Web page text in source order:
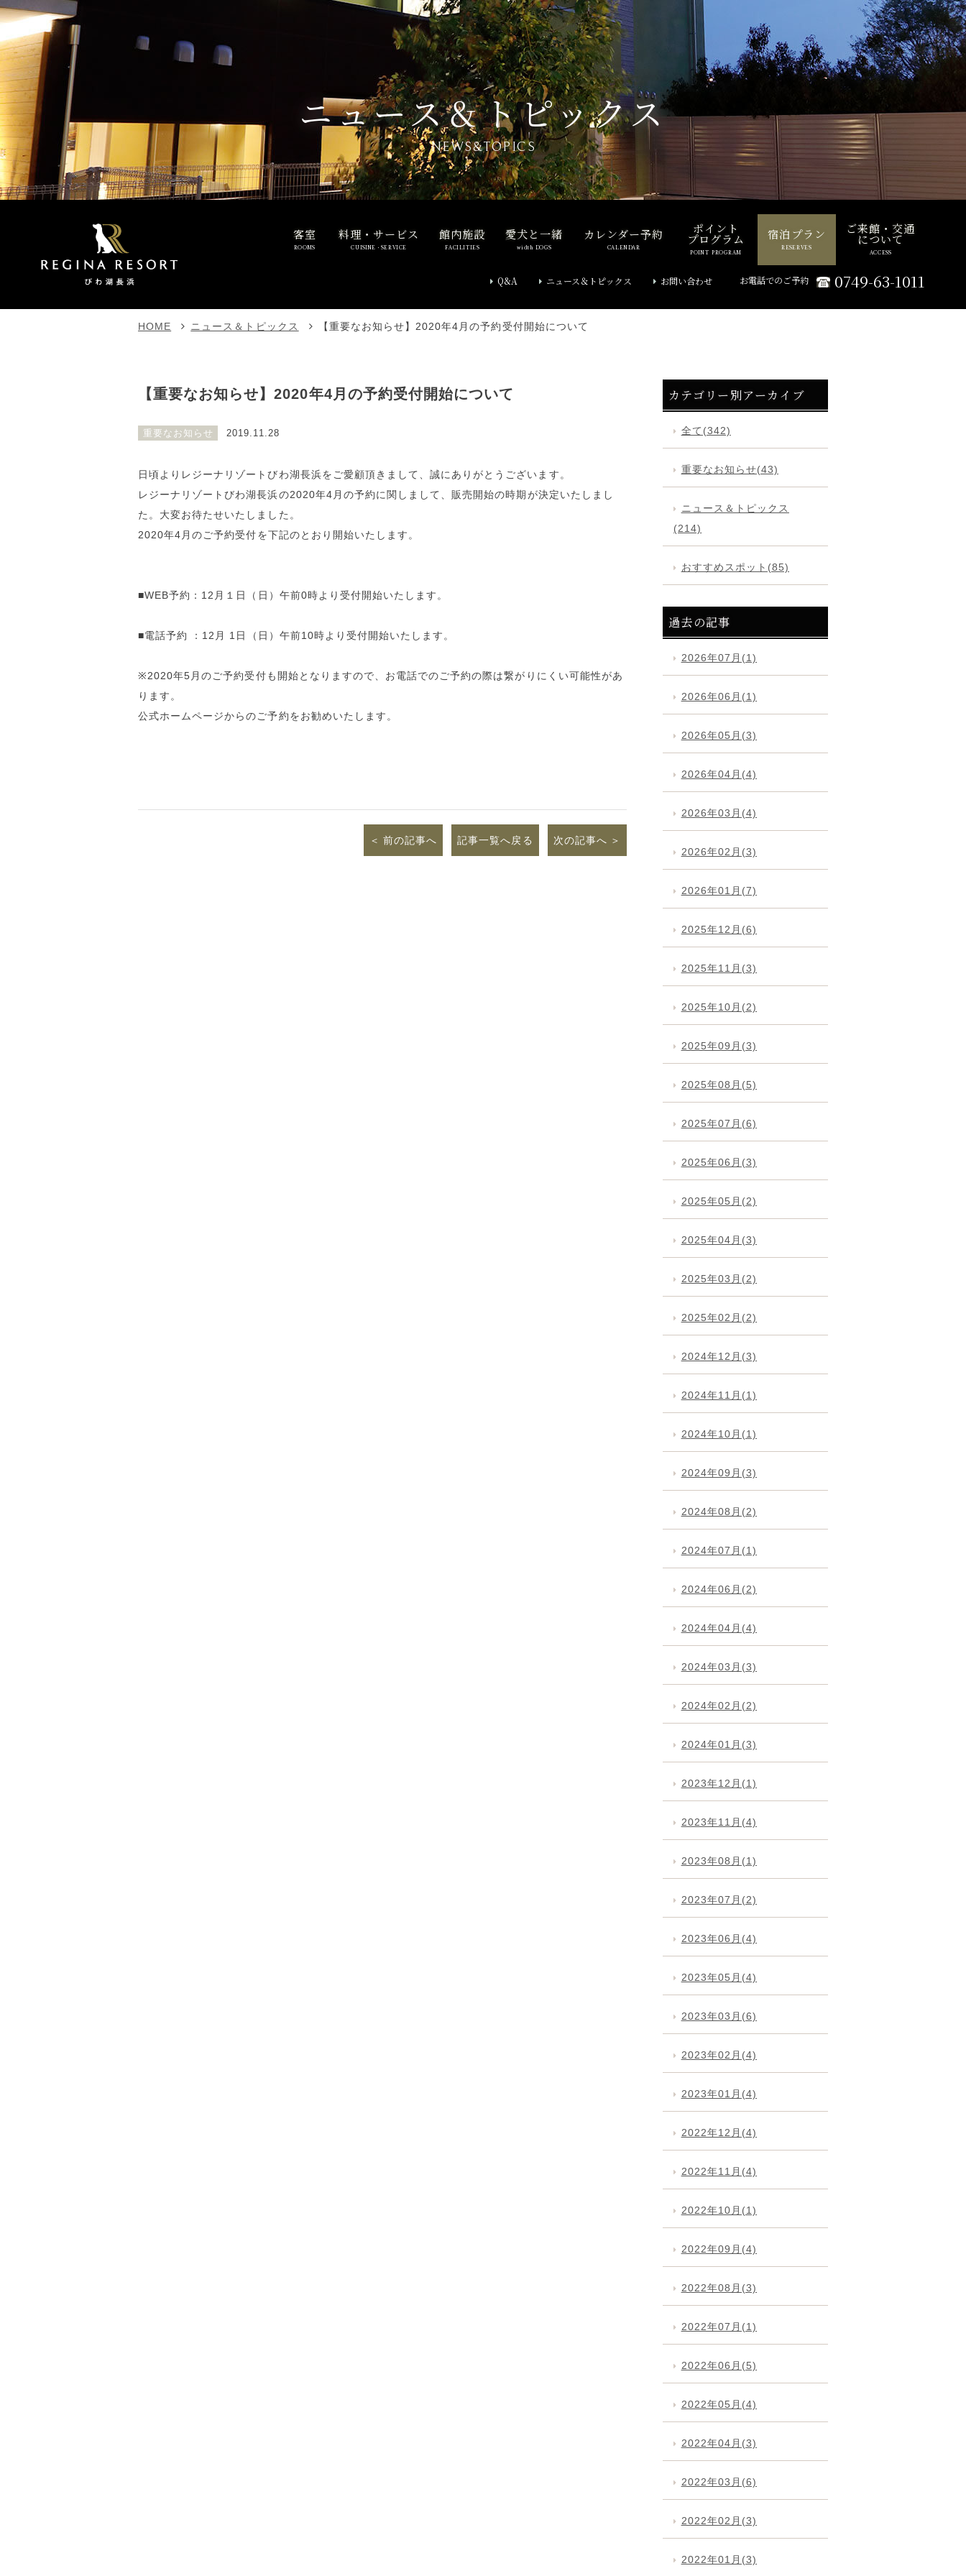
ニュース＆トピックス
NEWS&TOPICS
客室
ROOMS
料理・サービス
CUISINE・SERVICE
館内施設
FACILITIES
愛犬と一緒
width DOGS
カレンダー予約
CALENDAR
ポイント
プログラム
POINT PROGRAM
宿泊プラン
RESERVES
ご来館・交通
について
ACCESS
Q&A ニュース＆トピックス お問い合わせ お電話でのご予約 0749-63-1011
HOME ニュース＆トピックス 【重要なお知らせ】2020年4月の予約受付開始について
【重要なお知らせ】2020年4月の予約受付開始について
重要なお知らせ 2019.11.28
日頃よりレジーナリゾートびわ湖長浜をご愛顧頂きまして、誠にありがとうございます。
レジーナリゾートびわ湖長浜の2020年4月の予約に関しまして、販売開始の時期が決定いたしまし
た。大変お待たせいたしました。
2020年4月のご予約受付を下記のとおり開始いたします。
■WEB予約：12月１日（日）午前0時より受付開始いたします。
■電話予約 ：12月 1日（日）午前10時より受付開始いたします。
※2020年5月のご予約受付も開始となりますので、お電話でのご予約の際は繋がりにくい可能性があ
ります。
公式ホームページからのご予約をお勧めいたします。
前の記事へ 記事一覧へ戻る 次の記事へ
カテゴリー別アーカイブ
全て(342)
重要なお知らせ(43)
ニュース＆トピックス
(214)
おすすめスポット(85)
過去の記事
2026年07月(1)
2026年06月(1)
2026年05月(3)
2026年04月(4)
2026年03月(4)
2026年02月(3)
2026年01月(7)
2025年12月(6)
2025年11月(3)
2025年10月(2)
2025年09月(3)
2025年08月(5)
2025年07月(6)
2025年06月(3)
2025年05月(2)
2025年04月(3)
2025年03月(2)
2025年02月(2)
2024年12月(3)
2024年11月(1)
2024年10月(1)
2024年09月(3)
2024年08月(2)
2024年07月(1)
2024年06月(2)
2024年04月(4)
2024年03月(3)
2024年02月(2)
2024年01月(3)
2023年12月(1)
2023年11月(4)
2023年08月(1)
2023年07月(2)
2023年06月(4)
2023年05月(4)
2023年03月(6)
2023年02月(4)
2023年01月(4)
2022年12月(4)
2022年11月(4)
2022年10月(1)
2022年09月(4)
2022年08月(3)
2022年07月(1)
2022年06月(5)
2022年05月(4)
2022年04月(3)
2022年03月(6)
2022年02月(3)
2022年01月(3)